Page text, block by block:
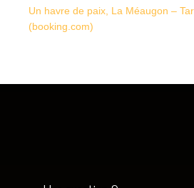
Un havre de paix, La Méaugon –
(booking.com)